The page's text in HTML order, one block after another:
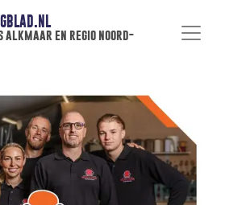
alkmaar en regio noord-